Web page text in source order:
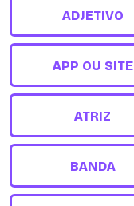
ADJETIVO
APP OU SITE
ATRIZ
BANDA